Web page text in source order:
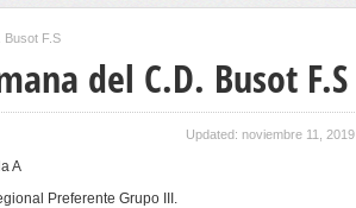
Busot F.S
del C.D. Busot F.S
Updated: noviembre 11, 2019
A
Preferente Grupo III.